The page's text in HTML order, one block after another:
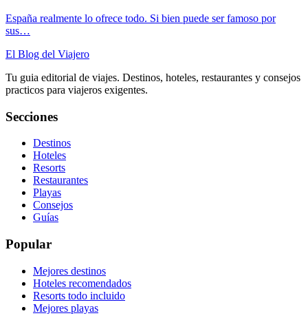
España realmente lo ofrece todo. Si bien puede ser famoso por
sus…
El Blog del Viajero
Tu guia editorial de viajes. Destinos, hoteles, restaurantes y consejos
practicos para viajeros exigentes.
Secciones
Destinos
Hoteles
Resorts
Restaurantes
Playas
Consejos
Guías
Popular
Mejores destinos
Hoteles recomendados
Resorts todo incluido
Mejores playas